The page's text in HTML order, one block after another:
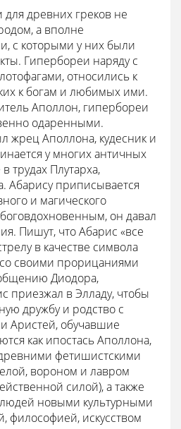
древних греков не
а вполне
с которыми у них были
Гипербореи наряду с
относились к
к богам и любимых ими.
Аполлон, гипербореи
одаренными.
жрец Аполлона, кудесник и
у многих античных
трудах Плутарха,
Абарису приписывается
и магического
он давал
Пишут, что Абарис «все
в качестве символа
своими прорицаниями
Диодора,
приезжал в Элладу, чтобы
дружбу и родство с
Аристей, обучавшие
как ипостась Аполлона,
фетишистскими
вороном и лавром
силой), а также
новыми культурными
философией, искусством